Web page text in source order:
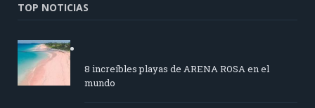
TOP NOTICIAS
8 increíbles playas de ARENA ROSA en el
mundo